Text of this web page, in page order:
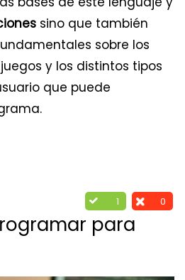
sino que también
sobre los
y los distintos tipos
que puede
1 0
para